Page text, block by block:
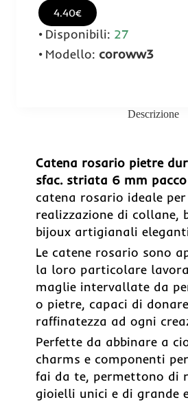
4.40€
Disponibili: 27
Modello: coroww3
Descrizione
Catena rosario pietre
sfac. striata 6 mm
catena rosario ideale
realizzazione di collane,
bijoux artigianali
Le catene rosario sono
la loro particolare
maglie intervallate da
o pietre, capaci di
raffinatezza ad ogni
Perfette da abbinare a
charms e componenti
fai da te, permettono di
gioielli unici e di grande